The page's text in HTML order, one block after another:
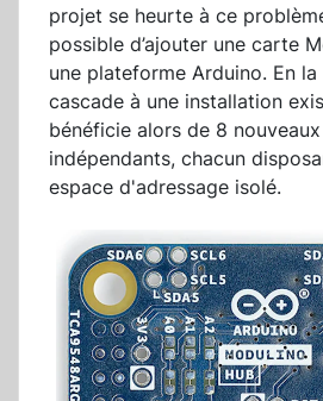
projet se heurte à ce
possible d’ajouter une carte
une plateforme Arduino. En
cascade à une installation
bénéficie alors de 8
indépendants, chacun
espace d'adressage isolé.